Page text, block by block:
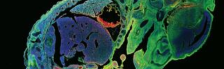
Muskelzellen.
Embryonen
(Organoid)